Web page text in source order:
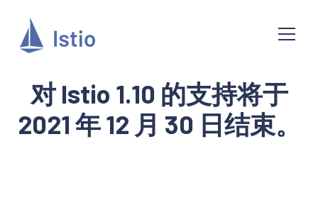
对 Istio 1.10 的支持将于
2021 年 12 月 30 日结束。